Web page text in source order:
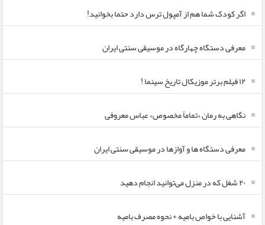
اگر کودک شما هم از آمپول ترس دارد حتما بخوانید!
معرفی دستگاه چهارگاه در موسیقی سنتی ایران
۱۲ فیلم برتر موزیکال تاریخ سینما !
نگاهی به رمان «تماماً مخصوص» عباس معروفی
معرفی دستگاه ها و آوازها در موسیقی سنتی ایران
۲۰ شغل که در منزل می‌توانید انجام دهید
آشنایی با خواص بامیه + نحوه مصرف بامیه